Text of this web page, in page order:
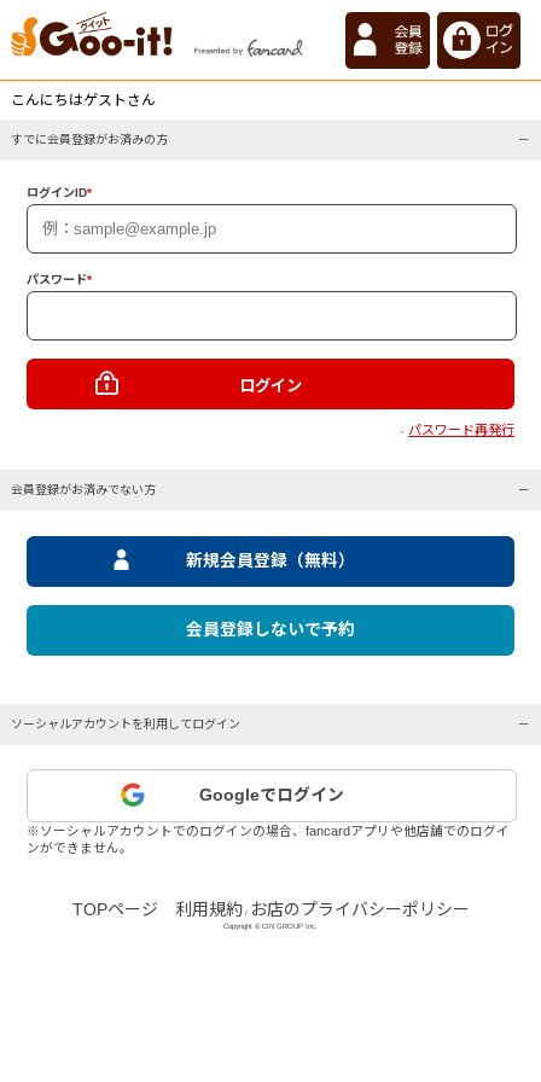
こんにちはゲストさん
すでに会員登録がお済みの方
ログインID*
パスワード*
・ パスワード再発行
会員登録がお済みでない方
新規会員登録（無料）
会員登録しないで予約
ソーシャルアカウントを利用してログイン
Googleでログイン
※ソーシャルアカウントでのログインの場合、fancardアプリや他店舗でのログイ
ンができません。
TOPページ 利用規約/ お店のプライバシーポリシー
Copyright © CIN GROUP Inc.